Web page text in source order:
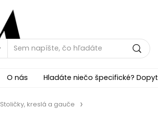
O nás Hladáte niečo špecifické? Dopyt
Stoličky, kreslá a gauče